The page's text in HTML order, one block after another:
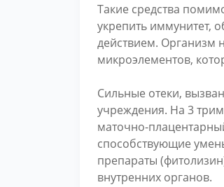
Такие средства
укрепить иммунитет,
действием. Организм
микроэлементов,
Сильные отеки,
учреждения. На 3
маточно-
способствующие
препараты
внутренних органов.